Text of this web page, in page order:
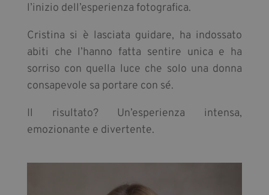
l’inizio dell’esperienza fotografica.
Cristina si è lasciata guidare, ha indossato
abiti che l’hanno fatta sentire unica e ha
sorriso con quella luce che solo una donna
consapevole sa portare con sé.
Il risultato? Un’esperienza intensa,
emozionante e divertente.